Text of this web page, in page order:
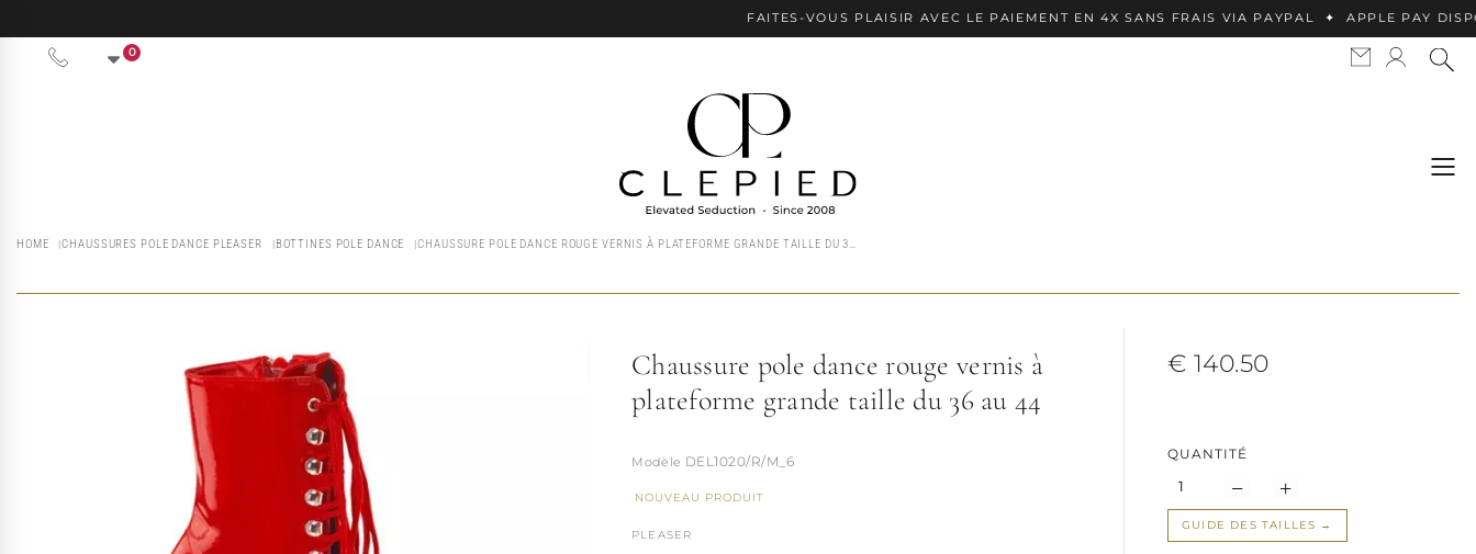
FAITES-VOUS PLAISIR AVEC LE PAIEMENT EN 4X SANS FRAIS VIA PAYPAL ✦ APPLE PAY DISPONIBLE
0
HOME CHAUSSURES POLE DANCE PLEASER BOTTINES POLE DANCE CHAUSSURE POLE DANCE ROUGE VERNIS À PLATEFORME GRANDE TAILLE DU 36 AU 44
Chaussure pole dance rouge vernis à
plateforme grande taille du 36 au 44
DEL1020/R/M_6
NOUVEAU PRODUIT
PLEASER
€ 140.50
QUANTITÉ
GUIDE DES TAILLES